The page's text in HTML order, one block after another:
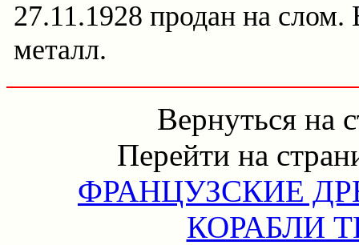
27.11.1928 продан на слом.
металл.
Вернуться на
Перейти на
ФРАНЦУЗСКИЕ
КОРАБЛИ